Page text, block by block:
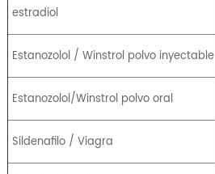
estradiol
Estanozolol / Winstrol polvo inyectable
Estanozolol/Winstrol polvo oral
Sildenafilo / Viagra